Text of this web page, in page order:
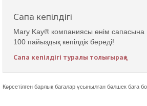
Сапа кепілдігі
Mary Kay® компаниясы өнім сапасына
100 пайыздық кепілдік береді!
Сапа кепілдігі туралы толығырақ
Көрсетілген барлық бағалар ұсынылған бөлшек баға